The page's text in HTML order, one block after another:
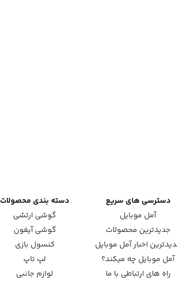
دسترسی های سریع
آمل موبایل
جدیدترین محصولات
اخبار آمل موبایل
آمل موبایل چه میکند؟
راه های ارتباطی با ما
دسته بندی محصولات
گوشی ارتشی
گوشی آیفون
کنسول بازی
لپ تاپ
لوازم جانبی